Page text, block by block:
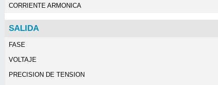
CORRIENTE ARMONICA
SALIDA
FASE
VOLTAJE
PRECISION DE TENSION